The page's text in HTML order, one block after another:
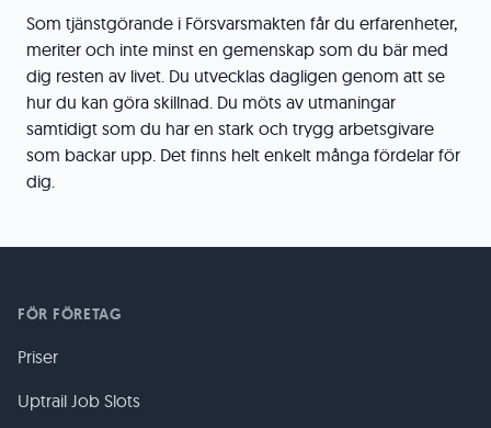
Som tjänstgörande i Försvarsmakten får du erfarenheter,
meriter och inte minst en gemenskap som du bär med
dig resten av livet. Du utvecklas dagligen genom att se
hur du kan göra skillnad. Du möts av utmaningar
samtidigt som du har en stark och trygg arbetsgivare
som backar upp. Det finns helt enkelt många fördelar för
dig.
FÖR FÖRETAG
Priser
Uptrail Job Slots